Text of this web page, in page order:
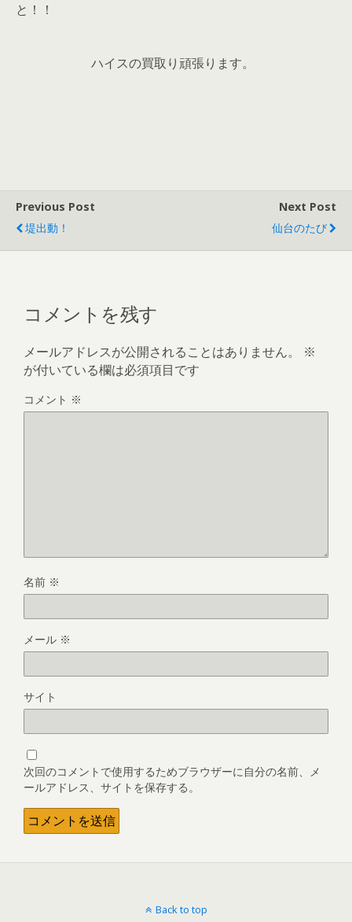
と！！
ハイスの買取り頑張ります。
Previous Post
堤出動！
Next Post
仙台のたび
コメントを残す
メールアドレスが公開されることはありません。
※
が付いている欄は必須項目です
コメント ※
名前 ※
メール ※
サイト
次回のコメントで使用するためブラウザーに自分の名前、メ
ールアドレス、サイトを保存する。
Back to top